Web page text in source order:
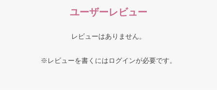
ユーザーレビュー
レビューはありません。
※レビューを書くにはログインが必要です。